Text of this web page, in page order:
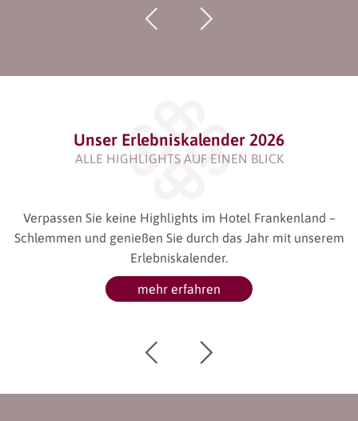
Unser Erlebniskalender 2026
ALLE HIGHLIGHTS AUF EINEN BLICK
Verpassen Sie keine Highlights im Hotel Frankenland –
Schlemmen und genießen Sie durch das Jahr mit unserem
Erlebniskalender.
mehr erfahren